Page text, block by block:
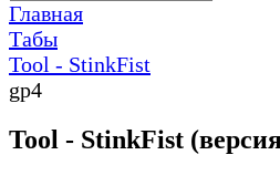
Главная
Табы
Tool - StinkFist
gp4
Tool - StinkFist